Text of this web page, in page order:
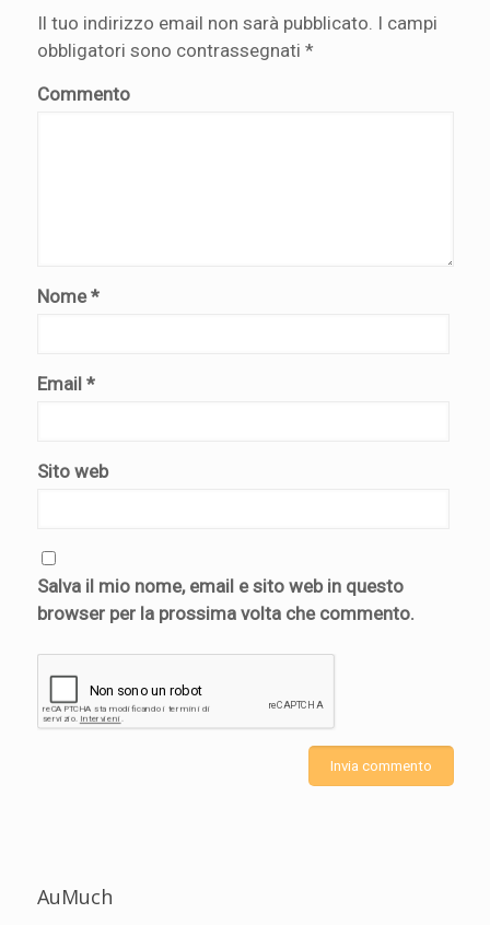
Il tuo indirizzo email non sarà pubblicato. I campi
obbligatori sono contrassegnati *
Commento
Nome*
Email *
Sito web
Salva il mio nome, email e sito web in questo
browser per la prossima volta che commento.
AuMuch